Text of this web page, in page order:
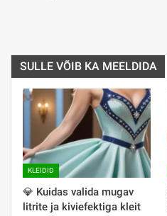
SULLE VÕIB KA MEELDIDA
KLEIDID
💎 Kuidas valida mugav
litrite ja kiviefektiga kleit